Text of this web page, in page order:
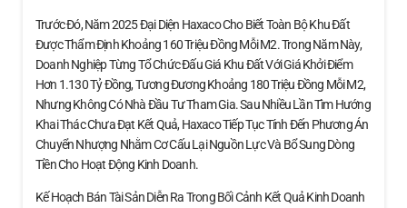
Trước Đó, Năm 2025 Đại Diện Haxaco Cho Biết Toàn Bộ Khu Đất
Được Thẩm Định Khoảng 160 Triệu Đồng Mỗi M2. Trong Năm Này,
Doanh Nghiệp Từng Tổ Chức Đấu Giá Khu Đất Với Giá Khởi Điểm
Hơn 1.130 Tỷ Đồng, Tương Đương Khoảng 180 Triệu Đồng Mỗi M2,
Nhưng Không Có Nhà Đầu Tư Tham Gia. Sau Nhiều Lần Tìm Hướng
Khai Thác Chưa Đạt Kết Quả, Haxaco Tiếp Tục Tính Đến Phương Án
Chuyển Nhượng Nhằm Cơ Cấu Lại Nguồn Lực Và Bổ Sung Dòng
Tiền Cho Hoạt Động Kinh Doanh.
Kế Hoạch Bán Tài Sản Diễn Ra Trong Bối Cảnh Kết Quả Kinh Doanh